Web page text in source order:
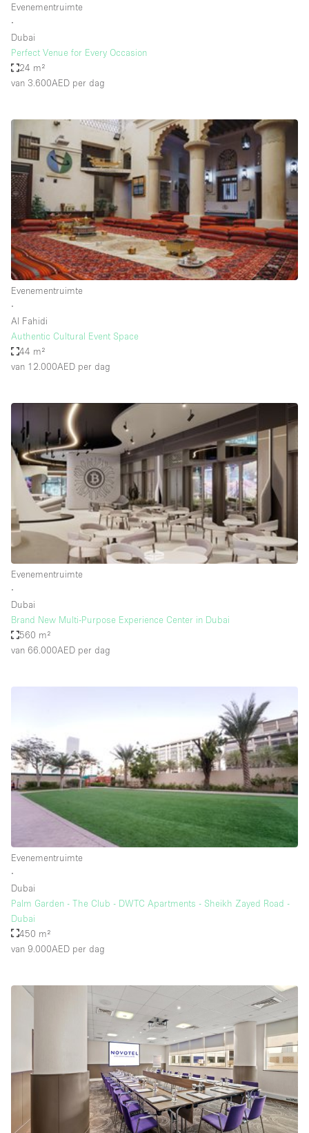
Vergaderruimte
Winkel delen
Winkelruimte in winkelcentrum
Kenmerken ruimte
Airconditioning
Animals Friendly
Audio- en videoapparatuur
Auto display
Badkamer
Beveiligingssysteem
Concierge
Dakterras
Drankvergunning
Elektriciteit
Etalage
Grote entree
Haussmann-stijl
Industrieel
Internet
Keuken
Kledingrek
Lift
Meubilair
Paskamers
Privé-parkeerplaats
RAW
Schitterend uitzicht
Smoking Area
Straatniveau
Toegankelijk voor mensen met handicap
Verwarming
Voorraadkamer
Water Access
Evenementruimte
∙
Dubai
Perfect Venue for Every Occasion
24 m²
van 3.600AED per dag
Evenementruimte
∙
Al Fahidi
Authentic Cultural Event Space
44 m²
van 12.000AED per dag
Evenementruimte
∙
Dubai
Brand New Multi-Purpose Experience Center in Dubai
560 m²
van 66.000AED per dag
Evenementruimte
∙
Dubai
Palm Garden - The Club - DWTC Apartments - Sheikh Zayed Road -
Dubai
450 m²
van 9.000AED per dag